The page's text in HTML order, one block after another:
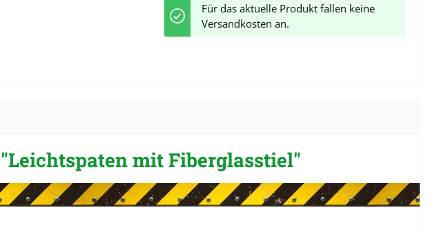
Für das aktuelle Produkt fallen keine
Versandkosten an.
mit Fiberglasstiel"